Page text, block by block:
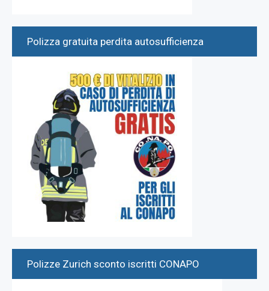
Polizza gratuita perdita autosufficienza
Polizze Zurich sconto iscritti CONAPO